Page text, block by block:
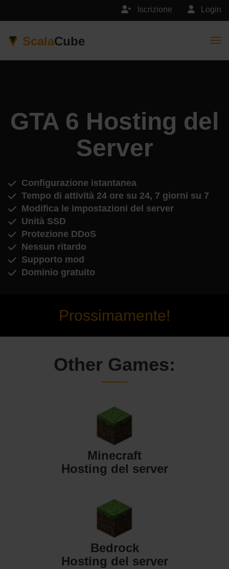
Login
Iscrizione
ScalaCube
GTA 6 Hosting del
Server
Configurazione istantanea
Tempo di attività 24 ore su 24, 7 giorni su 7
Modifica le impostazioni del server
Unità SSD
Protezione DDoS
Nessun ritardo
Supporto mod
Dominio gratuito
Prossimamente!
Other Games:
Minecraft
Hosting del server
Bedrock
Hosting del server